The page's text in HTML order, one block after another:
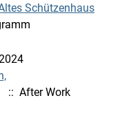
Schützenhaus
:: After Work